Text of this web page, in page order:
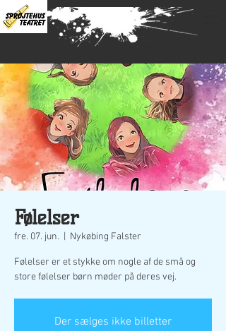
Følelser
fre. 07. jun. Nykøbing Falster
Følelser er et stykke om nogle af de små og
store følelser børn møder på deres vej.
Der sælges ikke billetter